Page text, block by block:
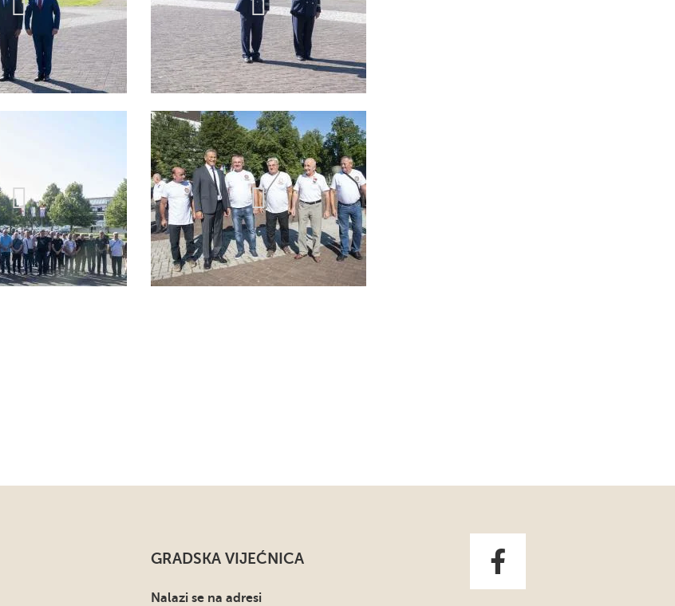
GRADSKA VIJEĆNICA
Nalazi se na adresi